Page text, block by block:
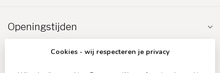
Openingstijden
Cookies - wij respecteren je privacy